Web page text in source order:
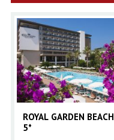
ROYAL GARDEN BEACH
5*